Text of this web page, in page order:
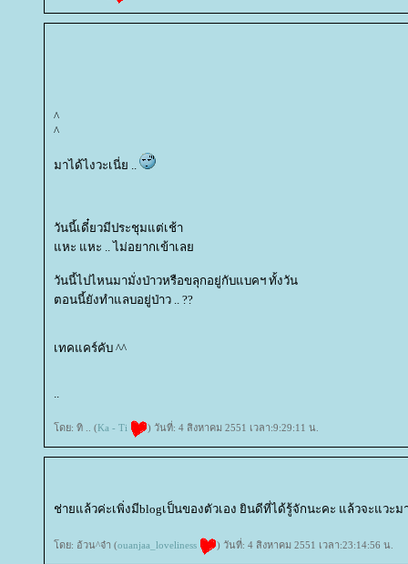
^
^
มาได้ไงวะเนี่ย ..
วันนี้เดี๋ยวมีประชุมแต่เช้า
หะ แหะ .. ไม่อยากเข้าเล
วันนี้ไปไหนมามั่งป่าวหรือขลุกอยู่กับแบคฯ ทั้งวัน
ตอนนี้ยังทำแลบอยู่ป่าว .. ??
เทคแคร์คับ ^^
ดย: ทิ .. (Ka - Ti ) วันที่: 4 สิงหาคม 2551 เวลา:9:29:11 น.
ช่ายแล้วค่ะเพิ่งมีblogเป็นของตัวเอง ยินดีที่ได้รู้จักนะคะ แล้วจะแวะม
ดย: อ้วน^จ๋า (ouanjaa_loveliness ) วันที่: 4 สิงหาคม 2551 เวลา:23:14:56 น.